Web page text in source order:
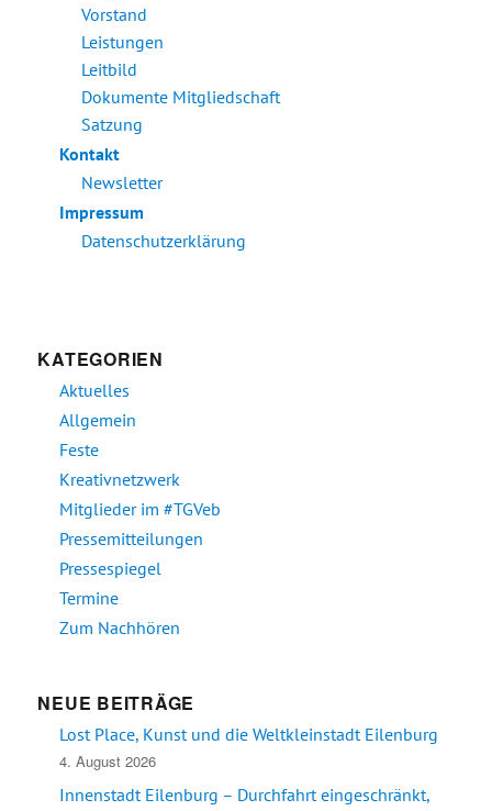
Vorstand
Leistungen
Leitbild
Dokumente Mitgliedschaft
Satzung
Kontakt
Newsletter
Impressum
Datenschutzerklärung
KATEGORIEN
Aktuelles
Allgemein
Feste
Kreativnetzwerk
Mitglieder im #TGVeb
Pressemitteilungen
Pressespiegel
Termine
Zum Nachhören
NEUE BEITRÄGE
Lost Place, Kunst und die Weltkleinstadt Eilenburg
4. August 2026
Innenstadt Eilenburg – Durchfahrt eingeschränkt,